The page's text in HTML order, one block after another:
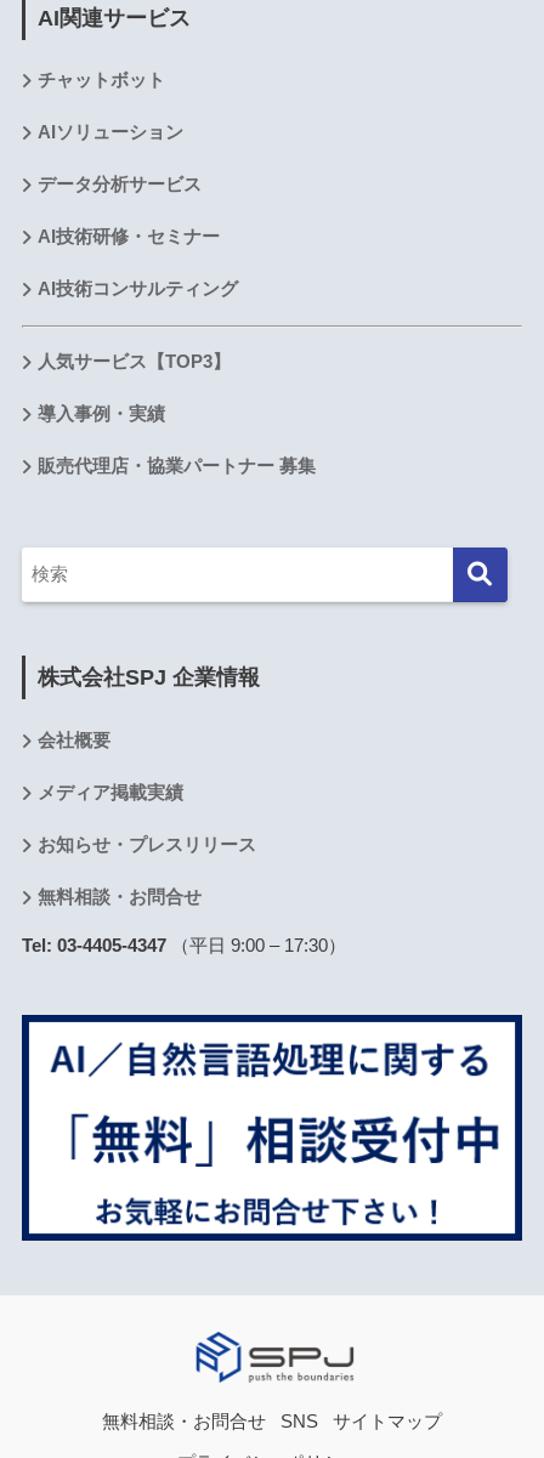
AI関連サービス
チャットボット
AIソリューション
データ分析サービス
AI技術研修・セミナー
AI技術コンサルティング
人気サービス【TOP3】
導入事例・実績
販売代理店・協業パートナー 募集
株式会社SPJ 企業情報
会社概要
メディア掲載実績
お知らせ・プレスリリース
無料相談・お問合せ
Tel: 03-4405-4347（平日 9:00 – 17:30）
無料相談・お問合せ SNS サイトマップ